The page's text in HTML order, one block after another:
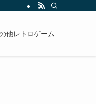
他レトロゲーム